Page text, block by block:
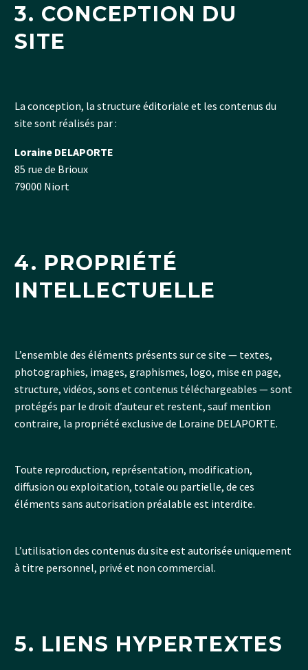
3. CONCEPTION DU
SITE
La conception, la structure éditoriale et les contenus du
site sont réalisés par :
Loraine DELAPORTE
85 rue de Brioux
79000 Niort
4. PROPRIÉTÉ
INTELLECTUELLE
L’ensemble des éléments présents sur ce site — textes,
photographies, images, graphismes, logo, mise en page,
structure, vidéos, sons et contenus téléchargeables — sont
protégés par le droit d’auteur et restent, sauf mention
contraire, la propriété exclusive de Loraine DELAPORTE.
Toute reproduction, représentation, modification,
diffusion ou exploitation, totale ou partielle, de ces
éléments sans autorisation préalable est interdite.
L’utilisation des contenus du site est autorisée uniquement
à titre personnel, privé et non commercial.
5. LIENS HYPERTEXTES